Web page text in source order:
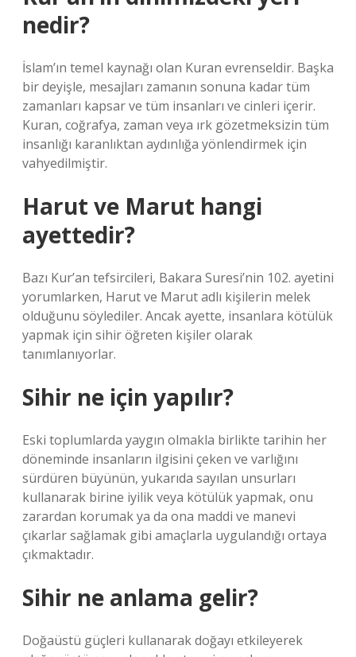
nedir?
İslam’ın temel kaynağı olan Kuran evrenseldir. Başka
bir deyişle, mesajları zamanın sonuna kadar tüm
zamanları kapsar ve tüm insanları ve cinleri içerir.
Kuran, coğrafya, zaman veya ırk gözetmeksizin tüm
insanlığı karanlıktan aydınlığa yönlendirmek için
vahyedilmiştir.
Harut ve Marut hangi
ayettedir?
Bazı Kur’an tefsircileri, Bakara Suresi’nin 102. ayetini
yorumlarken, Harut ve Marut adlı kişilerin melek
olduğunu söylediler. Ancak ayette, insanlara kötülük
yapmak için sihir öğreten kişiler olarak
tanımlanıyorlar.
Sihir ne için yapılır?
Eski toplumlarda yaygın olmakla birlikte tarihin her
döneminde insanların ilgisini çeken ve varlığını
sürdüren büyünün, yukarıda sayılan unsurları
kullanarak birine iyilik veya kötülük yapmak, onu
zarardan korumak ya da ona maddi ve manevi
çıkarlar sağlamak gibi amaçlarla uygulandığı ortaya
çıkmaktadır.
Sihir ne anlama gelir?
Doğaüstü güçleri kullanarak doğayı etkileyerek